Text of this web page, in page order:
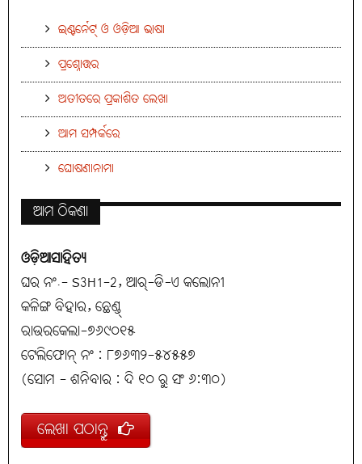
ଇଣ୍ଟର୍ନେଟ୍ ଓ ଓଡ଼ିଆ ଭାଷା
ପ୍ରଶ୍ନୋତ୍ତର
ଅତୀତରେ ପ୍ରକାଶିତ ଲେଖା
ଆମ ସମ୍ପର୍କରେ
ଘୋଷଣାନାମା
ଆମ ଠିକଣା
ଓଡ଼ିଆସାହିତ୍ୟ
ଘର ନଂ.- S3H1-2, ଆର୍-ଡି-ଏ କଲୋନୀ
କଳିଙ୍ଗ ବିହାର, ଛେଣ୍ଡ୍
ରାଉରକେଲା-୭୬୯୦୧୫
ଟେଲିଫୋନ୍ ନଂ : ୮୭୬୩୨-୫୪୫୫୭
(ସୋମ - ଶନିବାର : ଦି ୧୦ ରୁ ସଂ ୬:୩୦)
ଲେଖା ପଠାନ୍ତୁ